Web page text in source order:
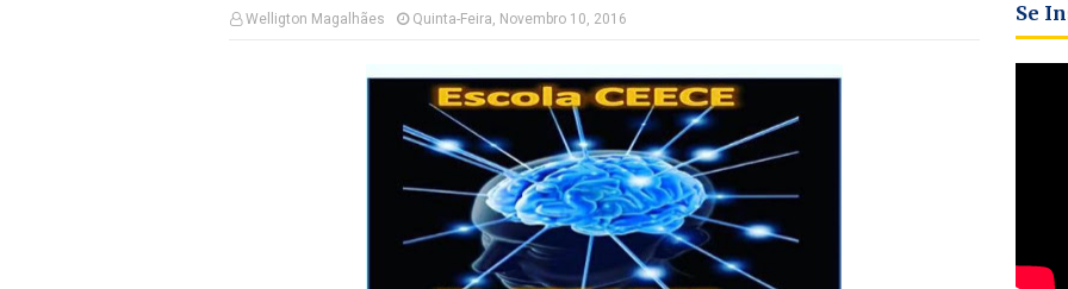
Welligton Magalhães Quinta-Feira, Novembro 10, 2016 Se